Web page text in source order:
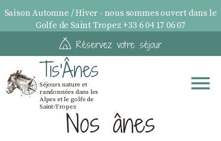
Saison Automne / Hiver - nous sommes ouvert dans le
Golfe de Saint Tropez +33 6 04 17 06 07
Réservez votre séjour
Tis'Ânes
Séjours nature et
randonnées dans les
Alpes et le golfe de
Saint-TropezNos ânes